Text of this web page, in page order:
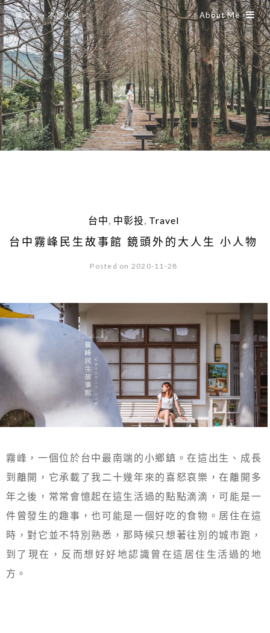
是艾思，不是火拳。 About Me
台中, 中彰投, Travel
台中霧峰民生故事館 鏡頭外的大人生 小人物
Posted on 2020-11-28
霧峰，一個位於台中最南端的小鄉鎮。在這出生、成長
到離開，它承載了我二十幾年來的喜怒哀樂，在離開多
年之後，常常會憶起在這生活過的點點滴滴，可能是一
件曾發生的趣事，也可能是一個好吃的食物。居住在這
時，對它並不特別熟悉，那時候只想著往別的城市跑，
到了現在，反而想好好地認識曾在這居住生活過的地
方。